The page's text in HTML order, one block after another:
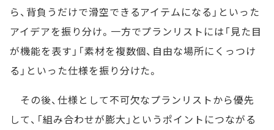
ら、背負うだけで滑空できるアイテムになる」といった
アイデアを振り分け。一方でプランリストには「見た目
が機能を表す」「素材を複数個、自由な場所にくっつけ
る」といった仕様を振り分けた。
その後、仕様として不可欠なプランリストから優先
して、「組み合わせが膨大」というポイントにつながる